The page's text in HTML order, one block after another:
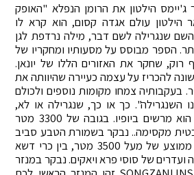
ג'יימס הילטון את הרומן הנפלא "האופק
הילטון עולם אגדה קסום, הוא קרא לו
שנגרילה לשם דבר, מילה נרדפת לגן
הספר מבוסס על מסעותיו ומחקריו של
רוק, שחקר את האזורים הללו של יונאן.
להכריז על עצמה כעיירה שהיוותה את
צמחו מקומות נוספים ולכולם
השנגרילה". כך או כך, שנגרילה או לא,
האזור של ז'ונגדיאן הוא מרשים ביופיו. בגובה של 3300 מטר
מקסימה.. נבקר בשמורת הטבע סביב
אגם "נאפה". בגובה ממוצע של מעל 3500 מטר, בין כרי דשא
ועדרים של סוסי פרא ויאקים. נבקר במנזר